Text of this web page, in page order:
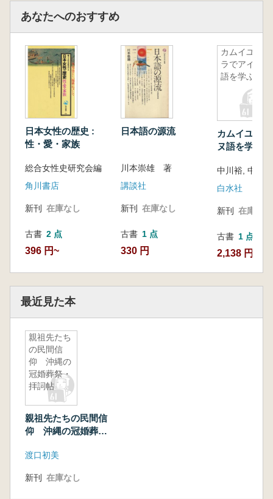
あなたへのおすすめ
日本女性の歴史 :
性・愛・家族
総合女性史研究会編
角川書店
新刊 在庫なし
古書 2 点
396 円~
日本語の源流
川本崇雄 著
講談社
新刊 在庫なし
古書 1 点
330 円
カムイユカ
ラでアイヌ
語を学ぶ
カムイユカ
ヌ語を学ぶ
中川裕, 中本
白水社
新刊 在庫なし
古書 1 点
2,138 円
最近見た本
親祖先たち
の民間信
仰 沖縄の
冠婚葬祭・
拝詞帖
親祖先たちの民間信
仰 沖縄の冠婚葬
渡口初美
新刊 在庫なし